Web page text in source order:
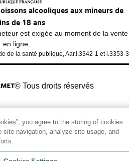
alcooliques aux mineurs de
de 18 ans
est exigée au moment de la vente
en ligne.
de la santé publique, Aar.l.3342-1 et l.3353-3
© Tous droits réservés
you agree to the storing of cookies
site navigation, analyze site usage, and